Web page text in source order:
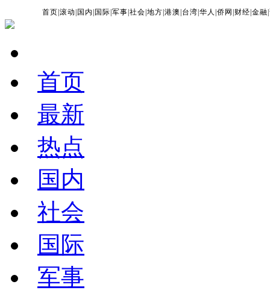
首页 |滚动 国内 国际 |军事 |社会 |地方 |港澳 台湾 |华人 |侨网 财经 |金融 |
首页
最新
热点
国内
社会
国际
军事